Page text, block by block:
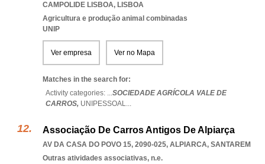
CAMPOLIDE LISBOA, LISBOA
Agricultura e produção animal combinadas
UNIP
Ver empresa Ver no Mapa
Matches in the search for:
Activity categories: ...SOCIEDADE AGRÍCOLA VALE DE
CARROS, UNIPESSOAL...
Associação De Carros Antigos De Alpiarça
AV DA CASA DO POVO 15, 2090-025, ALPIARCA, SANTAREM
Outras atividades associativas, n.e.